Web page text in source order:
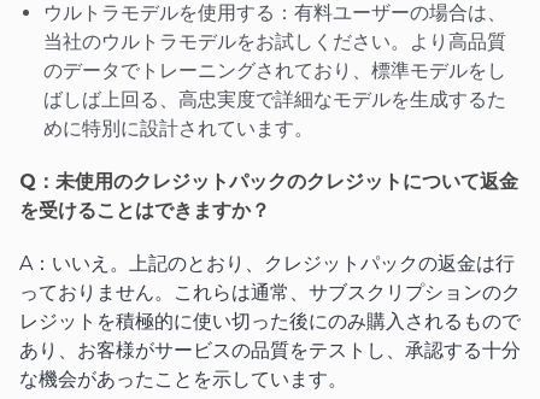
ウルトラモデルを使用する：有料ユーザーの場合は、
当社のウルトラモデルをお試しください。より高品質
のデータでトレーニングされており、標準モデルをし
ばしば上回る、高忠実度で詳細なモデルを生成するた
めに特別に設計されています。
Q：未使用のクレジットパックのクレジットについて返金
を受けることはできますか？
A：いいえ。上記のとおり、クレジットパックの返金は行
っておりません。これらは通常、サブスクリプションのク
レジットを積極的に使い切った後にのみ購入されるもので
あり、お客様がサービスの品質をテストし、承認する十分
な機会があったことを示しています。